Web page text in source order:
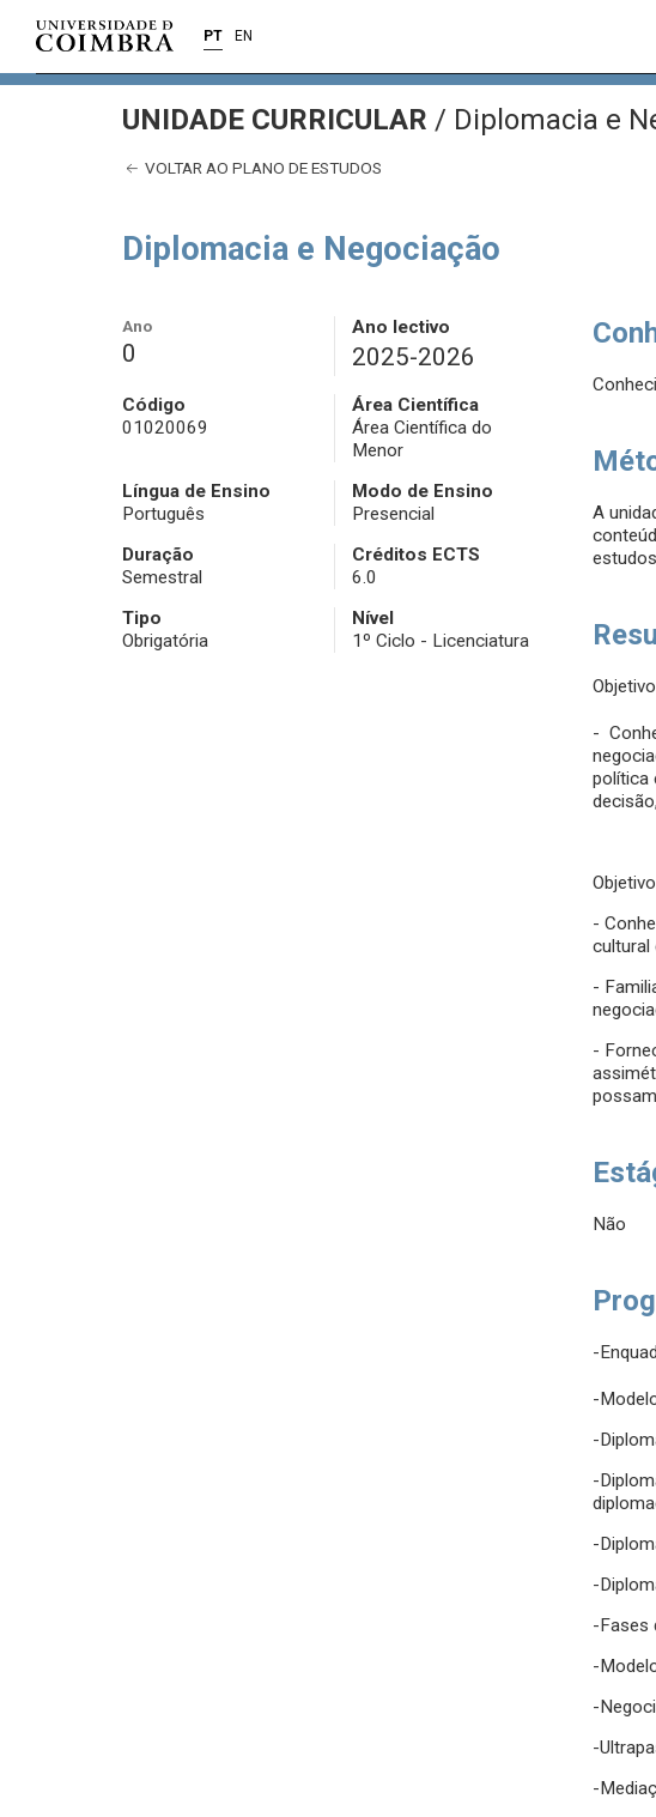
PT EN
UNIDADE CURRICULAR / Diplomacia e
VOLTAR AO PLANO DE ESTUDOS
Diplomacia e Negociação
Ano
0
Ano lectivo
2025-2026
Código
01020069
Área Científica
Área Científica do
Menor
Língua de Ensino
Português
Modo de Ensino
Presencial
Duração
Semestral
Créditos ECTS
6.0
Tipo
Obrigatória
Nível
1º Ciclo - Licenciatura
A
-
política
-
cultural
-
-
Não
-
-
-
-
-
-
-Fases
-
-
-
-